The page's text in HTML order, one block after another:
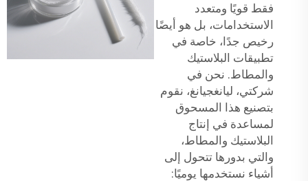
فقط قويًا ومتعدد
الاستخدامات، بل هو أيضًا
رخيص جدًا، خاصة في
تطبيقات البلاستيك
والمطاط. نحن في
شركتي، ليانغجيانغ، نقوم
بتصنيع هذا المسحوق
لمساعدة في إنتاج
البلاستيك والمطاط،
والتي بدورها تتحول إلى
أشياء نستخدمها يوميًا: